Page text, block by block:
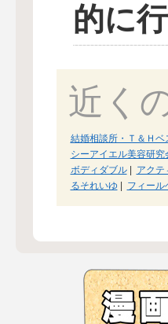
的に
近く
結婚相談所・Ｔ＆Ｈベ
シーアイエル美容研究
ボディダブル| アクテ
るそれいゆ
フィール